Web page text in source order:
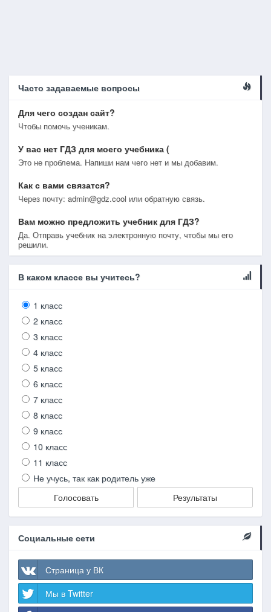
Часто задаваемые вопросы
Для чего создан сайт?
Чтобы помочь ученикам.
У вас нет ГДЗ для моего учебника (
Это не проблема. Напиши нам чего нет и мы добавим.
Как с вами связатся?
Через почту: admin@gdz.cool или обратную связь.
Вам можно предложить учебник для ГДЗ?
Да. Отправь учебник на электронную почту, чтобы мы его
решили.
В каком классе вы учитесь?
1 класс
2 класс
3 класс
4 класс
5 класс
6 класс
7 класс
8 класс
9 класс
10 класс
11 класс
Не учусь, так как родитель уже
Голосовать
Результаты
Социальные сети
Страница у ВК
Мы в Twitter